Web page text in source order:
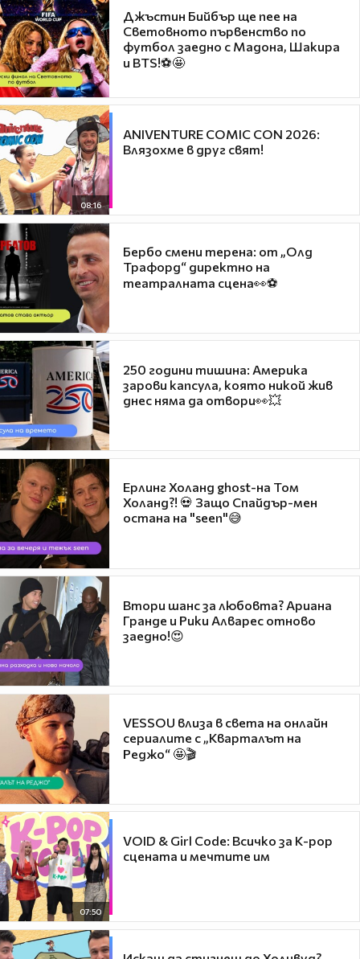
Джъстин Бийбър ще пее на
Световното първенство по
футбол заедно с Мадона, Шакира
и BTS!⚽🤩
08:16
ANIVENTURE COMIC CON 2026:
Влязохме в друг свят!
Бербо смени терена: от „Олд
Трафорд“ директно на
театралната сцена👀⚽
250 години тишина: Америка
зарови капсула, която никой жив
днес няма да отвори👀💥
Ерлинг Холанд ghost-на Том
Холанд?! 💀 Защо Спайдър-мен
остана на "seen"😅
Втори шанс за любовта? Ариана
Гранде и Рики Алварес отново
заедно!😍
VESSOU влиза в света на онлайн
сериалите с „Кварталът на
Реджо“ 🤩🎬
07:50
VOID & Girl Code: Всичко за K-pop
сцената и мечтите им